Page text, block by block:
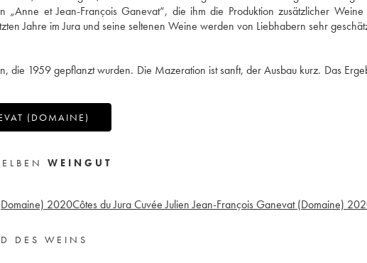
et Jean-François Ganevat“, die ihm die Produktion zusätzlicher Weine
Jahre im Jura und seine seltenen Weine werden von Liebhabern sehr
die 1959 gepflanzt wurden. Die Mazeration ist sanft, der Ausbau kurz. Das
(DOMAINE)
WEINGUT
2020Côtes du Jura Cuvée Julien Jean-François Ganevat (Domaine)
DES WEINS